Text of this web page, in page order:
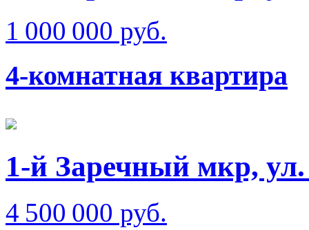
1 000 000 руб.
4-комнатная квартира
1-й Заречный мкр,
4 500 000 руб.